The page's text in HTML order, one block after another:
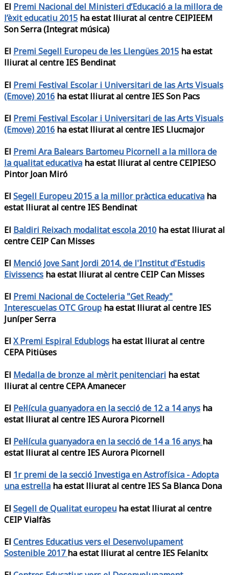
El Premi Nacional del Ministeri d’Educació a la millora de
l’èxit educatiu 2015 ha estat lliurat al centre CEIPIEEM
Son Serra (Integrat música)
El Premi Segell Europeu de les Llengües 2015 ha estat
lliurat al centre IES Bendinat
El Premi Festival Escolar i Universitari de las Arts Visuals
(Emove) 2016 ha estat lliurat al centre IES Son Pacs
El Premi Festival Escolar i Universitari de las Arts Visuals
(Emove) 2016 ha estat lliurat al centre IES Llucmajor
El Premi Ara Balears Bartomeu Picornell a la millora de
la qualitat educativa ha estat lliurat al centre CEIPIESO
Pintor Joan Miró
El Segell Europeu 2015 a la millor pràctica educativa ha
estat lliurat al centre IES Bendinat
El Baldiri Reixach modalitat escola 2010 ha estat lliurat al
centre CEIP Can Misses
El Menció Jove Sant Jordi 2014, de l'Institut d'Estudis
Eivissencs ha estat lliurat al centre CEIP Can Misses
El Premi Nacional de Cocteleria "Get Ready"
Interescuelas OTC Group ha estat lliurat al centre IES
Juníper Serra
El X Premi Espiral Edublogs ha estat lliurat al centre
CEPA Pitiüses
El Medalla de bronze al mèrit penitenciari ha estat
lliurat al centre CEPA Amanecer
El Pel·lícula guanyadora en la secció de 12 a 14 anys ha
estat lliurat al centre IES Aurora Picornell
El Pel·lícula guanyadora en la secció de 14 a 16 anys ha
estat lliurat al centre IES Aurora Picornell
El 1r premi de la secció Investiga en Astrofísica - Adopta
una estrella ha estat lliurat al centre IES Sa Blanca Dona
El Segell de Qualitat europeu ha estat lliurat al centre
CEIP Vialfàs
El Centres Educatius vers el Desenvolupament
Sostenible 2017ha estat lliurat al centre IES Felanitx